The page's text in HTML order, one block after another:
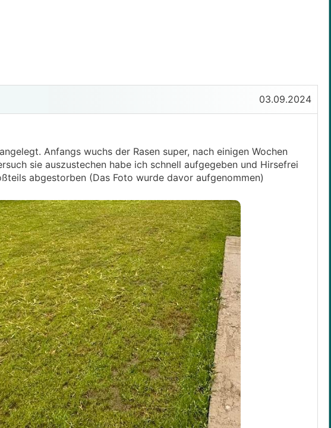
03.09.2024
Anfangs wuchs der Rasen super, nach einigen Wochen
sie auszustechen habe ich schnell aufgegeben und Hirsefrei
abgestorben (Das Foto wurde davor aufgenommen)